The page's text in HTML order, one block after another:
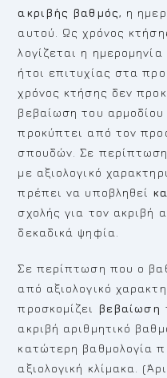
ακριβής βαθμός, η
αυτού. Ως χρόνος
λογίζεται η
ήτοι επιτυχίας στα
χρόνος κτήσης δεν
βεβαίωση του αρμοδίου
προκύπτει από τον
σπουδών. Σε
με αξιολογικό
πρέπει να υποβληθεί
σχολής για τον ακριβή
δεκαδικά ψηφία.
Σε περίπτωση που ο
από αξιολογικό
προσκομίζει βεβαίωση
ακριβή αριθμητικό
κατώτερη βαθμολογία
αξιολογική κλίμακα.